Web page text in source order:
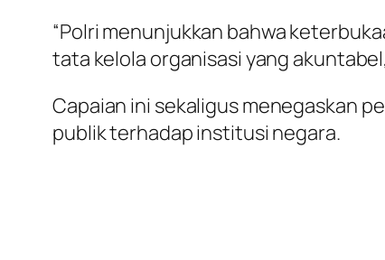
“Polri menunjukkan bahwa
tata kelola organisasi yang
Capaian ini sekaligus menegaskan
publik terhadap institusi negara.